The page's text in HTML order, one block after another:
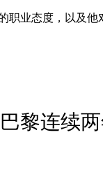
职业态度，以及
黎连续